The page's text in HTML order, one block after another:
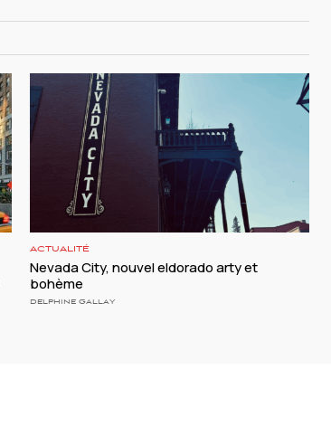
ACTUALITÉ
Nevada City, nouvel eldorado arty et
bohème
DELPHINE GALLAY